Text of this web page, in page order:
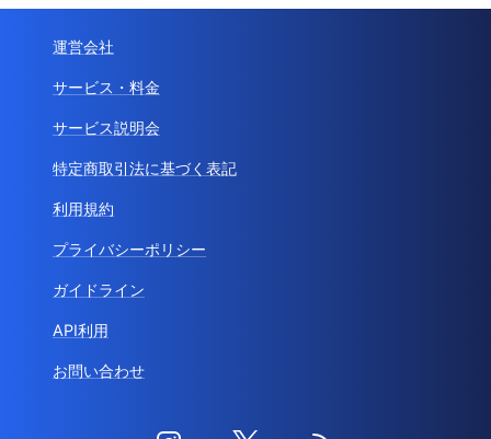
運営会社
サービス・料金
サービス説明会
特定商取引法に基づく表記
利用規約
プライバシーポリシー
ガイドライン
API利用
お問い合わせ